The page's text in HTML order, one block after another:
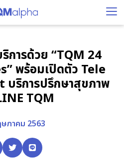
Enhanced by
การด้วย “TQM 24
พร้อมเปิดตัว Tele
ริการปรึกษาสุขภาพ
TQM
ภาคม 2563